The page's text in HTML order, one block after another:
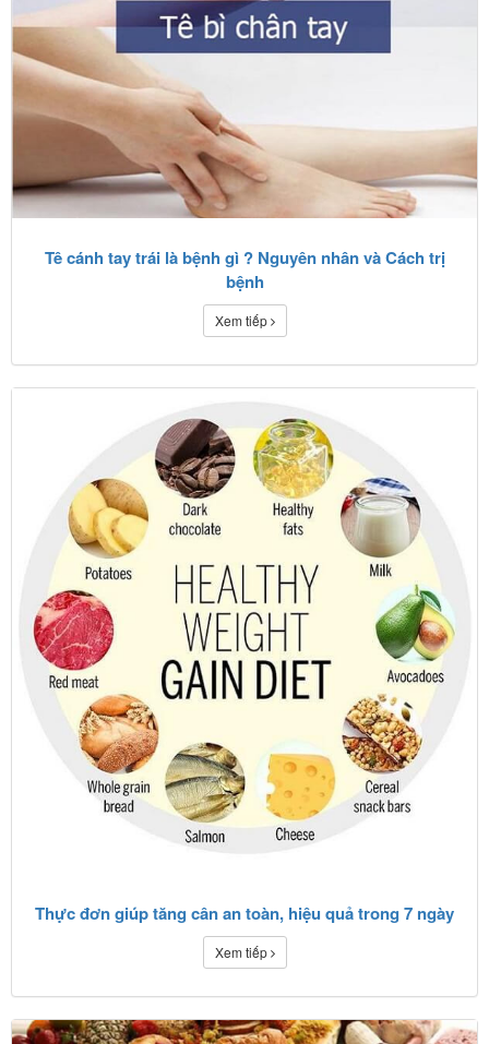
Tê cánh tay trái là bệnh gì ? Nguyên nhân và Cách trị
bệnh
Xem tiếp
Thực đơn giúp tăng cân an toàn, hiệu quả trong 7 ngày
Xem tiếp